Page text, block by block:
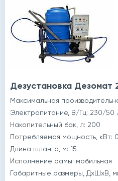
Дезустановка Дезомат
Максимальная
Электропитание, В/Гц: 230/50
Накопительный бак, л: 200
Потребляемая мощность, кВт:
Длина шланга, м: 15
Исполнение рамы: мобильная
Габаритные размеры, ДхШхВ,